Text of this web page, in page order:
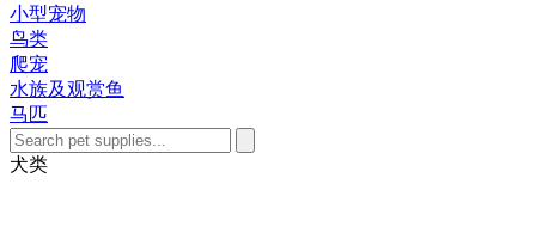
小型宠物
鸟类
爬宠
水族及观赏鱼
马匹
犬类